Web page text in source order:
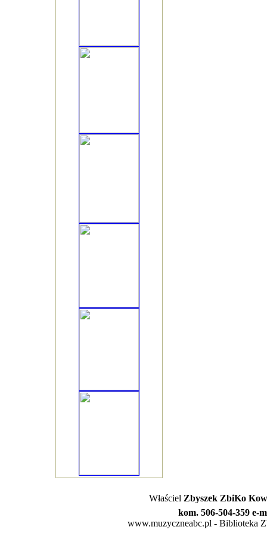
Właściel Zbyszek ZbiKo
kom. 506-504-359 e-
www.muzyczneabc.pl - Biblioteka